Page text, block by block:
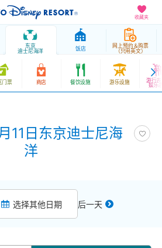
收藏夹
东京
迪士尼海洋 饭店 网上预约＆购票
（只用英文）
门票 商店 餐饮设施 游乐设施 游行
娱乐
11日东京迪士尼海
洋
选择其他日期 后一天